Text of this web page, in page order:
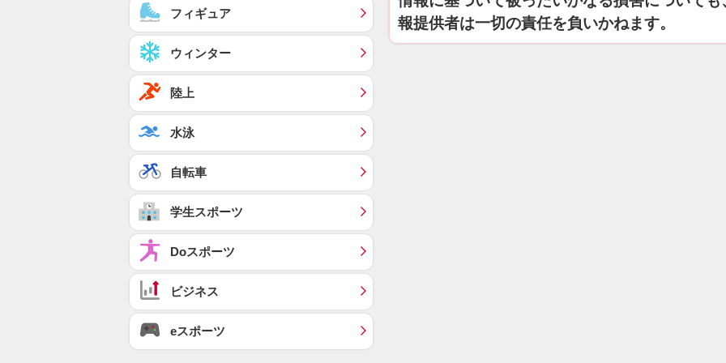
報提供者は一切の責任を負いかねます。
フィギュア
ウィンター
陸上
水泳
自転車
学生スポーツ
Doスポーツ
ビジネス
eスポーツ